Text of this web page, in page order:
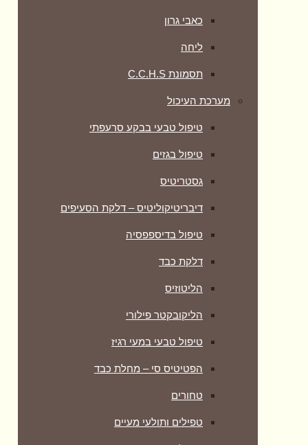
כאבי גרון
ליחה
תסמונת C.C.H.S
מערכת העיכול
טיפול טבעי בבקע סרעפתי
טיפול בגזים
גסטריטיס
דיבריטיקוליטיס – דלקת הסעיפים
טיפול בדיספפסיה
דלקת כבד
הליטוזיס
הליקובקטר פילורי
טיפול טבעי במעי רגיז
הפטיטיס סי – מחלת כבד
טחורים
טפילים ותולעי מעיים